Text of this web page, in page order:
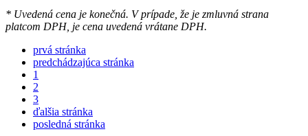
* Uvedená cena je konečná. V prípade, že je zmluvná strana
platcom DPH, je cena uvedená vrátane DPH.
prvá stránka
predchádzajúca stránka
1
2
3
ďalšia stránka
posledná stránka